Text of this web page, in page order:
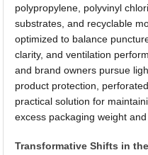
polypropylene, polyvinyl
substrates, and recyclable
optimized to balance
clarity, and ventilation
and brand owners pursue
product protection,
practical solution for
excess packaging weight
Transformative Shifts in